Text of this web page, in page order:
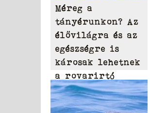
Méreg a
tányérunkon? Az
élővilágra és az
egészségre is
károsak lehetnek
a rovarirtó
szerek